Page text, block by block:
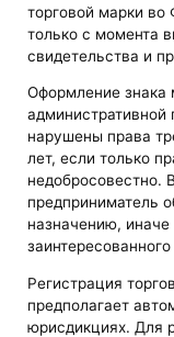
торговой марки во
только с момента
свидетельства и
Оформление знака
административной
нарушены права
лет, если только
недобросовестно.
предприниматель
назначению,
Регистрация
предполагает
юрисдикциях. Для